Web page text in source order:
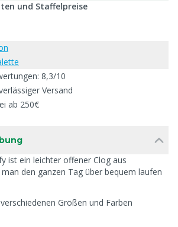
und Staffelpreise
8,3/10
Versand
ab 250€
ist ein leichter offener Clog aus
den ganzen Tag über bequem laufen
Größen und Farben